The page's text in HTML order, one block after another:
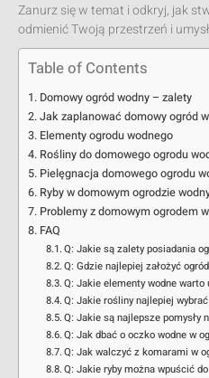
Zanurz się w temat i odkryj, jak
odmienić Twoją przestrzeń i
Table of Contents
Domowy ogród wodny – zalety
Jak zaplanować domowy ogród
Elementy ogrodu wodnego
Rośliny do domowego ogrodu
Pielęgnacja domowego ogrodu
Ryby w domowym ogrodzie
Problemy z domowym ogrodem
FAQ
Q: Jakie są zalety posiadania
Q: Gdzie najlepiej założyć
Q: Jakie elementy wodne
Q: Jakie rośliny najlepiej
Q: Jakie są najlepsze pomysły
Q: Jak dbać o oczko wodne w
Q: Jak walczyć z komarami w
Q: Jakie ryby można wpuścić